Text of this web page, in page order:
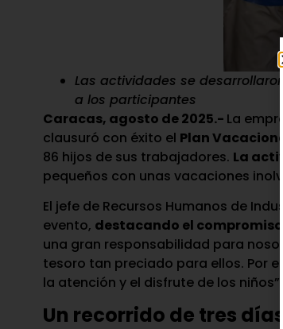
Las actividades se
a los participantes
Caracas, agosto de 2025.- La
clausuró con éxito el Plan
86 hijos de sus trabajadores. La
pequeños con unas vacaciones
El jefe de Recursos Humanos de
evento, destacando el
una gran responsabilidad para
tesoro tan preciado para ellos. Por
la atención y el disfrute de los
Un recorrido de tres